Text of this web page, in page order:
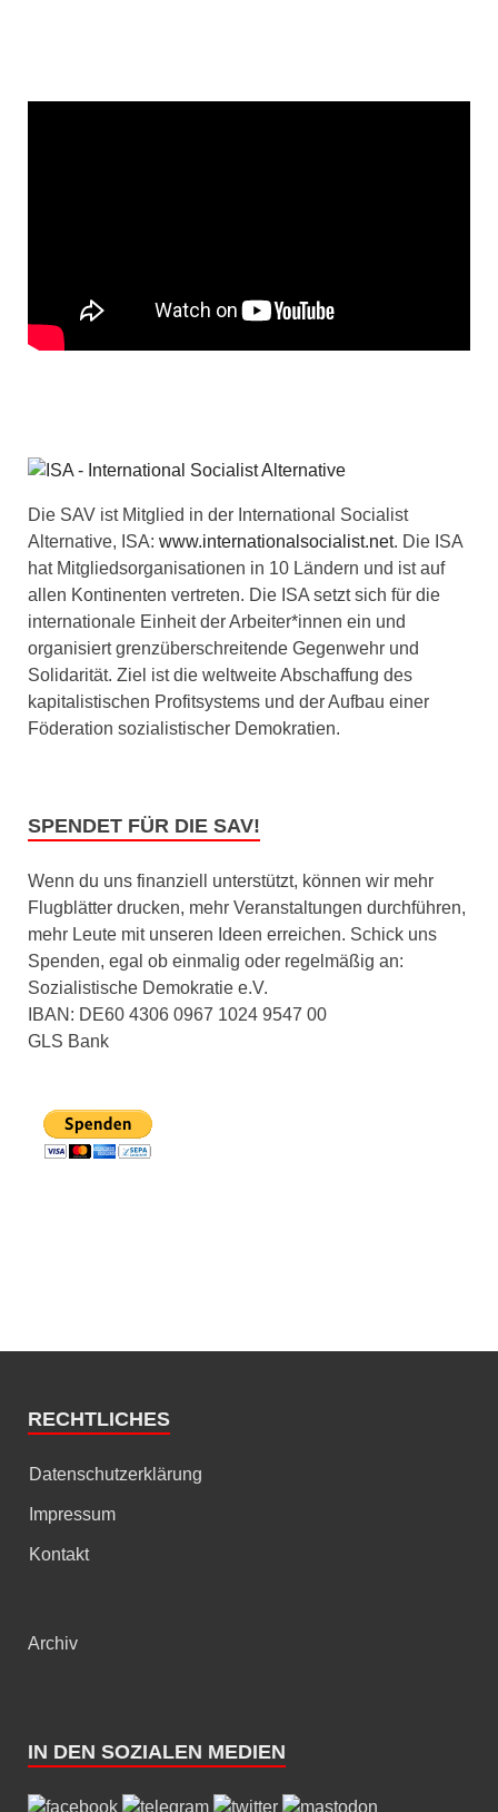
Die SAV ist Mitglied in der International Socialist
Alternative, ISA: www.internationalsocialist.net. Die ISA
hat Mitgliedsorganisationen in 10 Ländern und ist auf
allen Kontinenten vertreten. Die ISA setzt sich für die
internationale Einheit der Arbeiter*innen ein und
organisiert grenzüberschreitende Gegenwehr und
Solidarität. Ziel ist die weltweite Abschaffung des
kapitalistischen Profitsystems und der Aufbau einer
Föderation sozialistischer Demokratien.
SPENDET FÜR DIE SAV!
Wenn du uns finanziell unterstützt, können wir mehr
Flugblätter drucken, mehr Veranstaltungen durchführen,
mehr Leute mit unseren Ideen erreichen. Schick uns
Spenden, egal ob einmalig oder regelmäßig an:
Sozialistische Demokratie e.V.
IBAN: DE60 4306 0967 1024 9547 00
GLS Bank
RECHTLICHES
Datenschutzerklärung
Impressum
Kontakt
Archiv
IN DEN SOZIALEN MEDIEN